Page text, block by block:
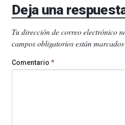
Deja una
Tu dirección de correo electrónico
campos obligatorios están
Comentario *